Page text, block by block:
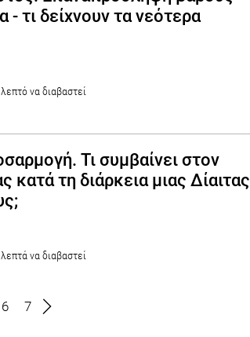
- τι δείχνουν τα νεότερα
να διαβαστεί
Τι συμβαίνει στον
κατά τη διάρκεια μιας Δίαιτας
να διαβαστεί
6 7